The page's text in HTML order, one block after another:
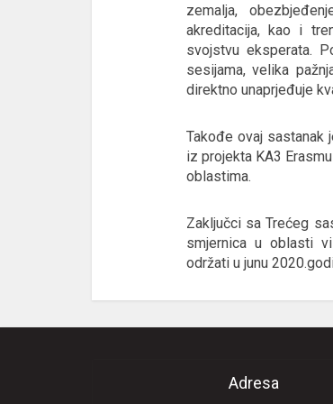
zemalja,
akreditacija, kao i
svojstvu eksperata.
sesijama, velika
direktno unaprjeđuje
Takođe ovaj sastanak
iz projekta KA3
oblastima.
Zaključci sa Trećeg
smjernica u oblasti
održati u junu
Adresa